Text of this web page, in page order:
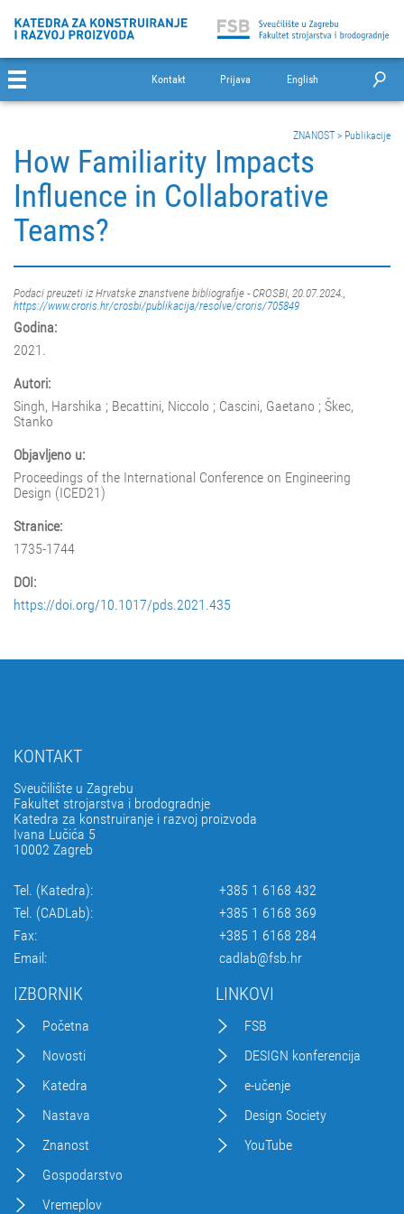
Kontakt Prijava English
ZNANOST > Publikacije
How Familiarity Impacts
Influence in Collaborative
Teams?
Podaci preuzeti iz Hrvatske znanstvene bibliografije - CROSBI, 20.07.2024.,
https://www.croris.hr/crosbi/publikacija/resolve/croris/705849
Godina:
2021.
Autori:
Singh, Harshika ; Becattini, Niccolo ; Cascini, Gaetano ; Škec,
Stanko
Objavljeno u:
Proceedings of the International Conference on Engineering
Design (ICED21)
Stranice:
1735-1744
DOI:
https://doi.org/10.1017/pds.2021.435
KONTAKT
Sveučilište u Zagrebu
Fakultet strojarstva i brodogradnje
Katedra za konstruiranje i razvoj proizvoda
Ivana Lučića 5
10002 Zagreb
Tel. (Katedra):
+385 1 6168 432
Tel. (CADLab):
+385 1 6168 369
Fax:
+385 1 6168 284
Email:
cadlab@fsb.hr
IZBORNIK
Početna
Novosti
Katedra
Nastava
Znanost
Gospodarstvo
Vremeplov
LINKOVI
FSB
DESIGN konferencija
e-učenje
Design Society
YouTube